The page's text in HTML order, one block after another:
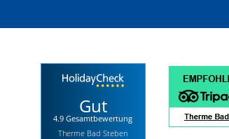
Gut
4.9 Gesamtbewertung
Therme Bad Steben